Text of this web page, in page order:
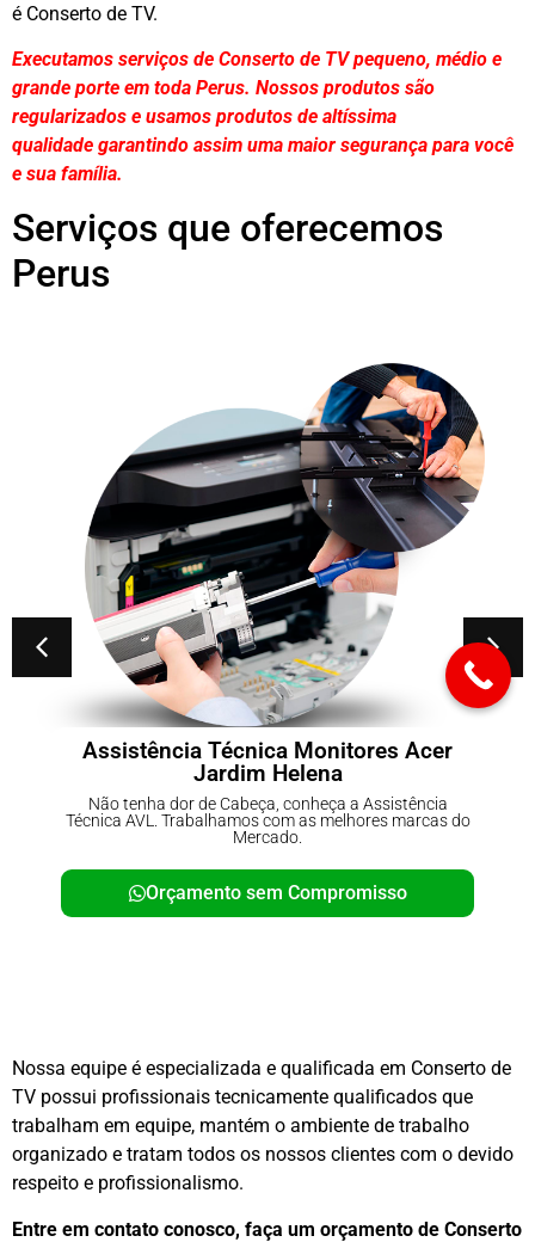
é Conserto de TV.
Executamos serviços de Conserto de TV pequeno, médio e
grande porte em toda Perus. Nossos produtos são
regularizados e usamos produtos de altíssima
qualidade garantindo assim uma maior segurança para você
e sua família.
Serviços que oferecemos
Perus
Assistência Técnica Monitores Acer
Jardim Helena
Não tenha dor de Cabeça, conheça a Assistência
Técnica AVL. Trabalhamos com as melhores marcas do
Mercado.
Orçamento sem Compromisso
Nossa equipe é especializada e qualificada em Conserto de
TV possui profissionais tecnicamente qualificados que
trabalham em equipe, mantém o ambiente de trabalho
organizado e tratam todos os nossos clientes com o devido
respeito e profissionalismo.
Entre em contato conosco, faça um orçamento de Conserto